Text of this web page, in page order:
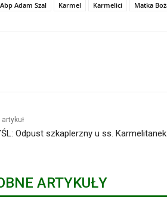
Abp Adam Szal Karmel Karmelici Matka
Odpust szkaplerzny u ss. Karmelitanek
ARTYKUŁY